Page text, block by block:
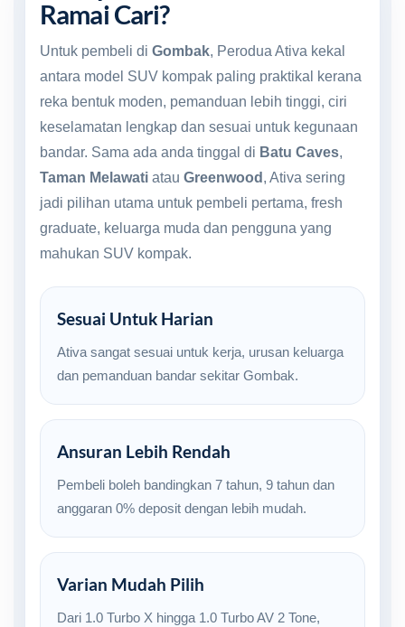
Ramai Cari?
Untuk pembeli di Gombak, Perodua Ativa kekal
antara model SUV kompak paling praktikal kerana
reka bentuk moden, pemanduan lebih tinggi, ciri
keselamatan lengkap dan sesuai untuk kegunaan
bandar. Sama ada anda tinggal di Batu Caves,
Taman Melawati atau Greenwood , Ativa sering
jadi pilihan utama untuk pembeli pertama, fresh
graduate, keluarga muda dan pengguna yang
mahukan SUV kompak.
Sesuai Untuk Harian
Ativa sangat sesuai untuk kerja, urusan keluarga
dan pemanduan bandar sekitar Gombak.
Ansuran Lebih Rendah
Pembeli boleh bandingkan 7 tahun, 9 tahun dan
anggaran 0% deposit dengan lebih mudah.
Varian Mudah Pilih
Dari 1.0 Turbo X hingga 1.0 Turbo AV 2 Tone,